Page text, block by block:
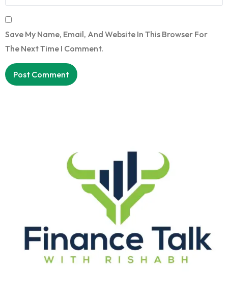
Save My Name, Email, And Website In This Browser For
The Next Time I Comment.